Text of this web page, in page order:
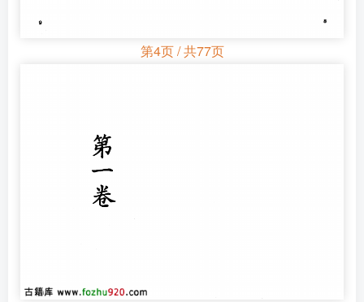
第4页 / 共77页